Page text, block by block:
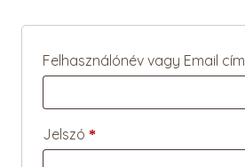
Felhasználónév vagy Email cím
Jelszó *Kötelező